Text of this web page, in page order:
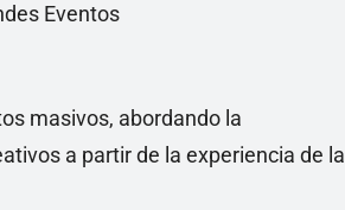
Eventos
masivos, abordando la
a partir de la experiencia de la